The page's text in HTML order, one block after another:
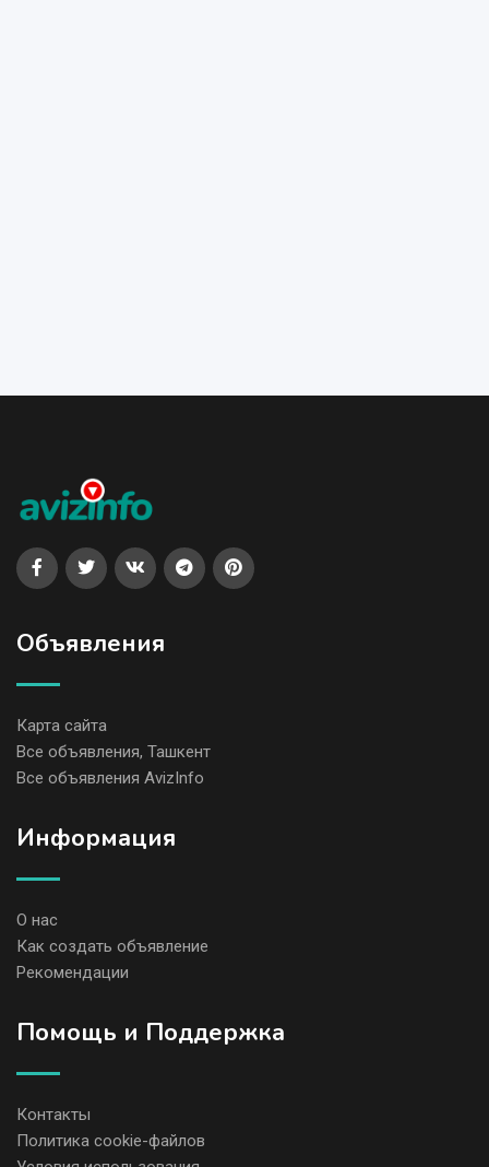
Объявления
Карта сайта
Все объявления, Ташкент
Все объявления AvizInfo
Информация
О нас
Как создать объявление
Рекомендации
Помощь и Поддержка
Контакты
Политика cookie-файлов